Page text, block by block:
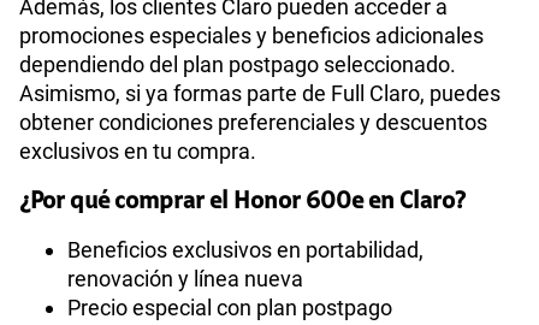
Además, los clientes Claro pueden acceder a
promociones especiales y beneficios adicionales
dependiendo del plan postpago seleccionado.
Asimismo, si ya formas parte de Full Claro, puedes
obtener condiciones preferenciales y descuentos
exclusivos en tu compra.
¿Por qué comprar el Honor 600e en Claro?
Beneficios exclusivos en portabilidad,
renovación y línea nueva
Precio especial con plan postpago